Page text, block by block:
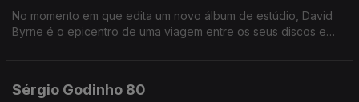
No momento em que edita um novo álbum de estúdio, David
Byrne é o epicentro de uma viagem entre os seus discos e
Sérgio Godinho 80